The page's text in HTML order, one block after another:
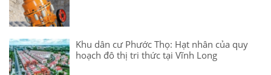
Khu dân cư Phước Thọ: Hạt nhân của quy
hoạch đô thị tri thức tại Vĩnh Long